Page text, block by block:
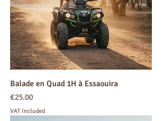
Balade en Quad 1H à Essaouira
Price
€25.00
VAT Included